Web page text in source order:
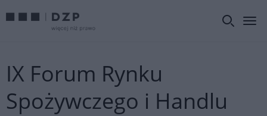
IX Forum Rynku
Spożywczego i Handlu